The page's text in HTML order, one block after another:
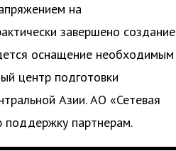
на
завершено создание
оснащение необходимым
центр подготовки
Азии. АО «Сетевая
поддержку партнерам.